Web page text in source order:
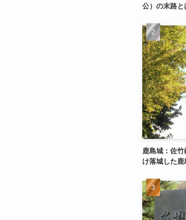
公）の末路と
鹿島城：佐
け落城した鹿